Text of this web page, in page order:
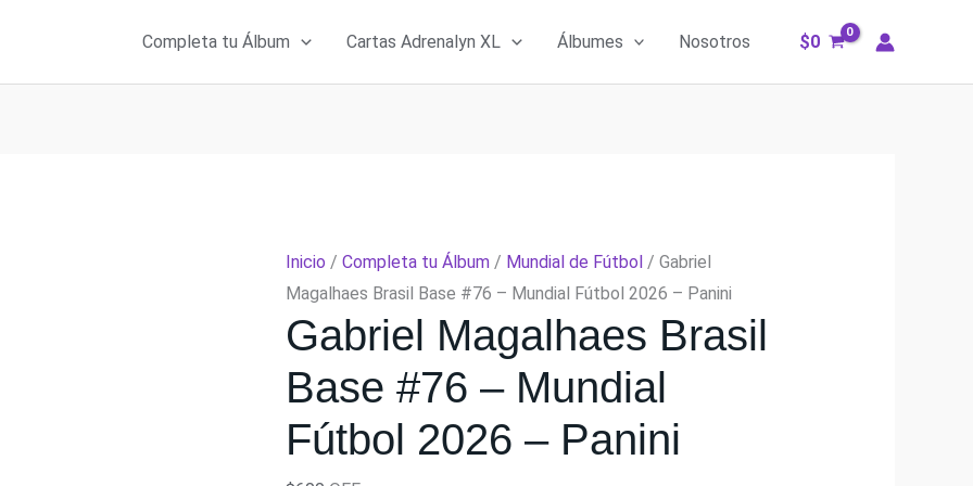
Completa tu Álbum Cartas Adrenalyn XL Álbumes Nosotros $0
Inicio /Completa tu Álbum / Mundial de Fútbol / Gabriel
Magalhaes Brasil Base #76 – Mundial Fútbol 2026 – Panini
Gabriel Magalhaes Brasil
Base #76 – Mundial
Fútbol 2026 – Panini